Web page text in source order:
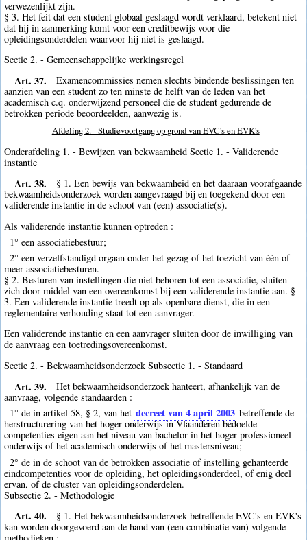
verwezenlijkt zijn.
§ 3. Het feit dat een student globaal geslaagd wordt verklaard, betekent niet
dat hij in aanmerking komt voor een creditbewijs voor die
opleidingsonderdelen waarvoor hij niet is geslaagd.
Sectie 2. - Gemeenschappelijke werkingsregel
Art. 37.
Examencommissies nemen slechts bindende beslissingen ten
aanzien van een student zo ten minste de helft van de leden van het
academisch c.q. onderwijzend personeel die de student gedurende de
betrokken periode beoordeelden, aanwezig is.
Afdeling 2. - Studievoortgang op grond van EVC's en EVK's
Onderafdeling 1. - Bewijzen van bekwaamheid Sectie 1. - Validerende
instantie
Art. 38.
§ 1. Een bewijs van bekwaamheid en het daaraan voorafgaande
bekwaamheidsonderzoek worden aangevraagd bij en toegekend door een
validerende instantie in de schoot van (een) associatie(s).
Als validerende instantie kunnen optreden :
1° een associatiebestuur;
2° een verzelfstandigd orgaan onder het gezag of het toezicht van één of
meer associatiebesturen.
§ 2. Besturen van instellingen die niet behoren tot een associatie, sluiten
zich door middel van een overeenkomst bij een validerende instantie aan. §
3. Een validerende instantie treedt op als openbare dienst, die in een
reglementaire verhouding staat tot een aanvrager.
Een validerende instantie en een aanvrager sluiten door de inwilliging van
de aanvraag een toetredingsovereenkomst.
Sectie 2. - Bekwaamheidsonderzoek Subsectie 1. - Standaard
Art. 39.
Het bekwaamheidsonderzoek hanteert, afhankelijk van de
aanvraag, volgende standaarden :
1° de in artikel 58, § 2, van het decreet van 4 april 2003 betreffende de
herstructurering van het hoger onderwijs in Vlaanderen bedoelde
competenties eigen aan het niveau van bachelor in het hoger professioneel
onderwijs of het academisch onderwijs of het mastersniveau;
2° de in de schoot van de betrokken associatie of instelling gehanteerde
eindcompetenties voor de opleiding, het opleidingsonderdeel, of enig deel
ervan, of de cluster van opleidingsonderdelen.
Subsectie 2. - Methodologie
Art. 40.
§ 1. Het bekwaamheidsonderzoek betreffende EVC's en EVK's
kan worden doorgevoerd aan de hand van (een combinatie van) volgende